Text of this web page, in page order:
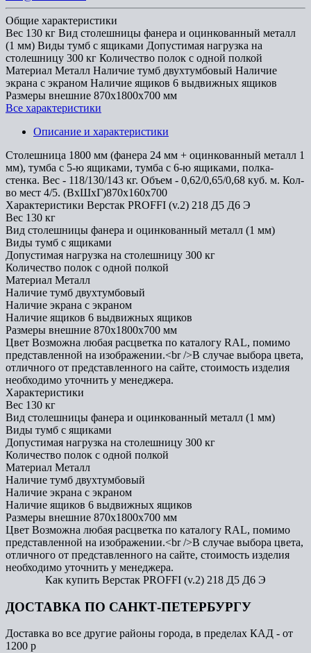
Общие характеристики
Вес 130 кг Вид столешницы фанера и оцинкованный металл
(1 мм) Виды тумб с ящиками Допустимая нагрузка на
столешницу 300 кг Количество полок с одной полкой
Материал Металл Наличие тумб двухтумбовый Наличие
экрана с экраном Наличие ящиков 6 выдвижных ящиков
Размеры внешние 870x1800x700 мм
Все характеристики
Описание и характеристики
Cтолешница 1800 мм (фанера 24 мм + оцинкованный металл 1
мм), тумба с 5-ю ящиками, тумба с 6-ю ящиками, полка-
стенка. Вес - 118/130/143 кг. Объем - 0,62/0,65/0,68 куб. м. Кол-
во мест 4/5. (ВхШхГ)870х160х700
Характеристики Верстак PROFFI (v.2) 218 Д5 Д6 Э
Вес 130 кг
Вид столешницы фанера и оцинкованный металл (1 мм)
Виды тумб с ящиками
Допустимая нагрузка на столешницу 300 кг
Количество полок с одной полкой
Материал Металл
Наличие тумб двухтумбовый
Наличие экрана с экраном
Наличие ящиков 6 выдвижных ящиков
Размеры внешние 870x1800x700 мм
Цвет Возможна любая расцветка по каталогу RAL, помимо
представленной на изображении.<br />В случае выбора цвета,
отличного от представленного на сайте, стоимость изделия
необходимо уточнить у менеджера.
Характеристики
Вес 130 кг
Вид столешницы фанера и оцинкованный металл (1 мм)
Виды тумб с ящиками
Допустимая нагрузка на столешницу 300 кг
Количество полок с одной полкой
Материал Металл
Наличие тумб двухтумбовый
Наличие экрана с экраном
Наличие ящиков 6 выдвижных ящиков
Размеры внешние 870x1800x700 мм
Цвет Возможна любая расцветка по каталогу RAL, помимо
представленной на изображении.<br />В случае выбора цвета,
отличного от представленного на сайте, стоимость изделия
необходимо уточнить у менеджера.
Как купить Верстак PROFFI (v.2) 218 Д5 Д6 Э
ДОСТАВКА ПО САНКТ-ПЕТЕРБУРГУ
Доставка во все другие районы города, в пределах КАД - от
1200 р